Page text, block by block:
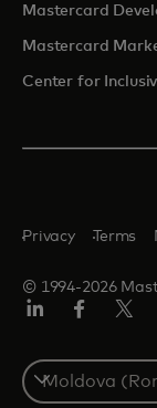
Mastercard
Mastercard
Center for
© 1994-2026
Privacy Terms
Select
a
country